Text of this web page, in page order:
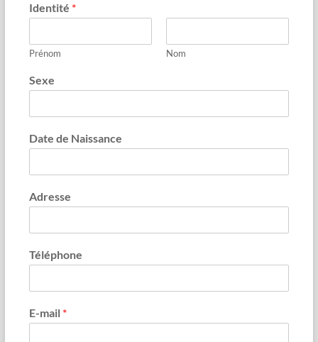
Identité *
Prénom Nom
Sexe
Date de Naissance
Adresse
Téléphone
E-mail *